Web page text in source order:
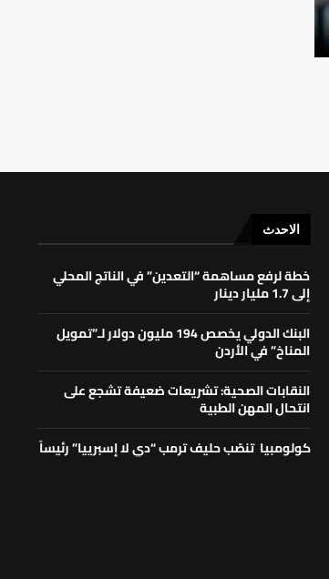
الاحدث
خطة لرفع مساهمة “التعدين” في الناتج المحلي
إلى 1.7 مليار دينار
البنك الدولي يخصص 194 مليون دولار لـ”تمويل
المناخ” في الأردن
النقابات الصحية: تشريعات ضعيفة تشجع على
انتحال المهن الطبية
كولومبيا تنصّب حليف ترمب “دي لا إسبرييا” رئيساً